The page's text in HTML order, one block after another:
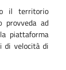
il territorio
provveda ad
piattaforma
di velocità di